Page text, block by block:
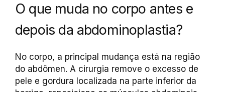
O que muda no corpo antes e
depois da abdominoplastia?
No corpo, a principal mudança está na região
do abdômen. A cirurgia remove o excesso de
pele e gordura localizada na parte inferior da